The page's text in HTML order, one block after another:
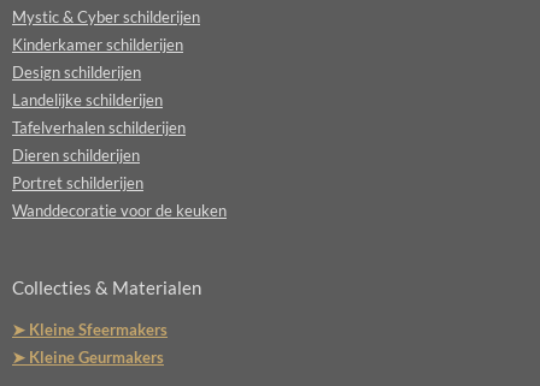
Mystic & Cyber schilderijen
Kinderkamer schilderijen
Design schilderijen
Landelijke schilderijen
Tafelverhalen schilderijen
Dieren schilderijen
Portret schilderijen
Wanddecoratie voor de keuken
Collecties & Materialen
➤ Kleine Sfeermakers
➤ Kleine Geurmakers